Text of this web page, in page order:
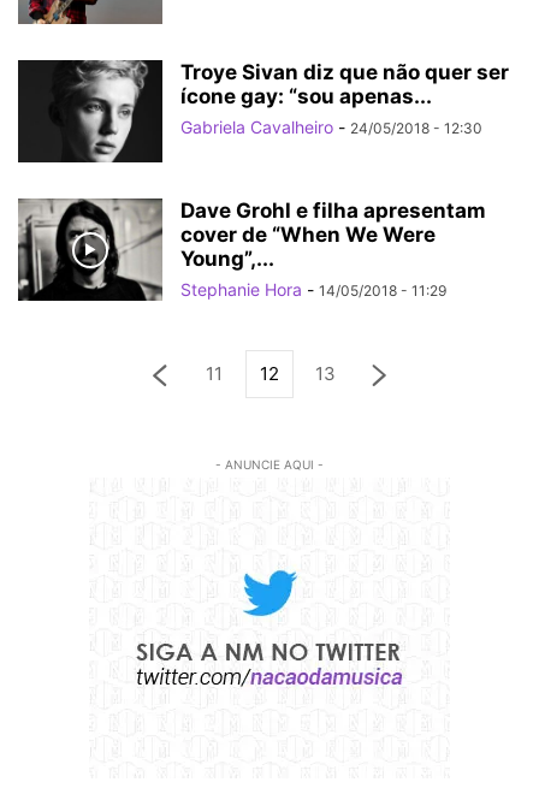
Troye Sivan diz que não quer ser
ícone gay: “sou apenas...
Gabriela Cavalheiro - 24/05/2018 - 12:30
Dave Grohl e filha apresentam
cover de “When We Were
Young”,...
Stephanie Hora - 14/05/2018 - 11:29
11 12 13
- ANUNCIE AQUI -